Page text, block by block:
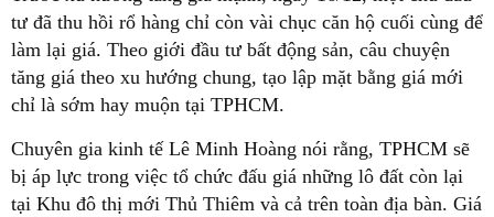
tư đã thu hồi rổ hàng chỉ còn vài chục căn hộ cuối cùng để
làm lại giá. Theo giới đầu tư bất động sản, câu chuyện
tăng giá theo xu hướng chung, tạo lập mặt bằng giá mới
chỉ là sớm hay muộn tại TPHCM.
Chuyên gia kinh tế Lê Minh Hoàng nói rằng, TPHCM sẽ
bị áp lực trong việc tổ chức đấu giá những lô đất còn lại
tại Khu đô thị mới Thủ Thiêm và cả trên toàn địa bàn. Giá